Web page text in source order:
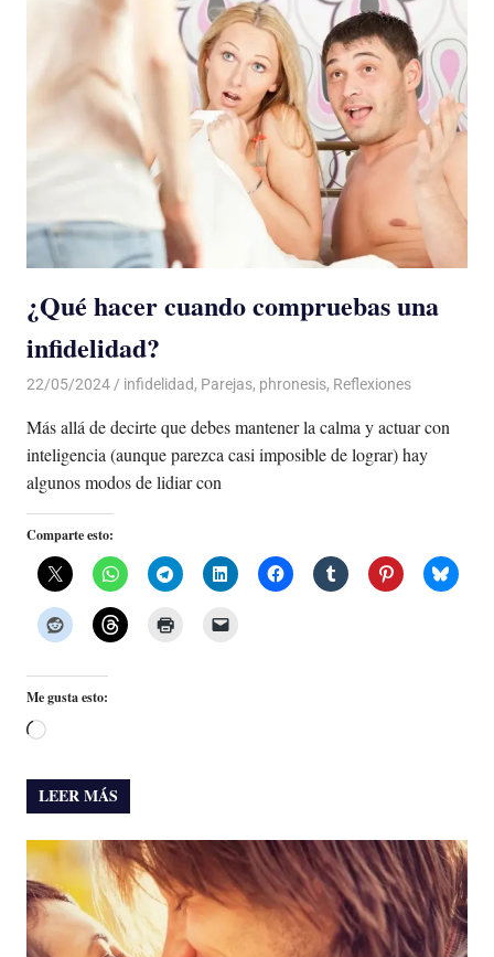
¿Qué hacer cuando compruebas una
infidelidad?
22/05/2024 De todo un Poco
infidelidad, Parejas, phronesis, Reflexiones
Más allá de decirte que debes mantener la calma y actuar con
inteligencia (aunque parezca casi imposible de lograr) hay
algunos modos de lidiar con
Comparte esto:
Me gusta esto:
Cargando...
LEER MÁS